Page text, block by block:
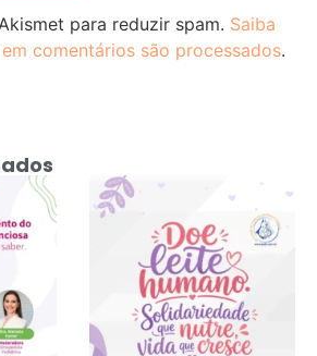
para reduzir spam. Saiba
comentários são processados.
Displasia do
Desenvolvimento
do Quadril: Uma
Silenciosa – 22
de junho 2026 às